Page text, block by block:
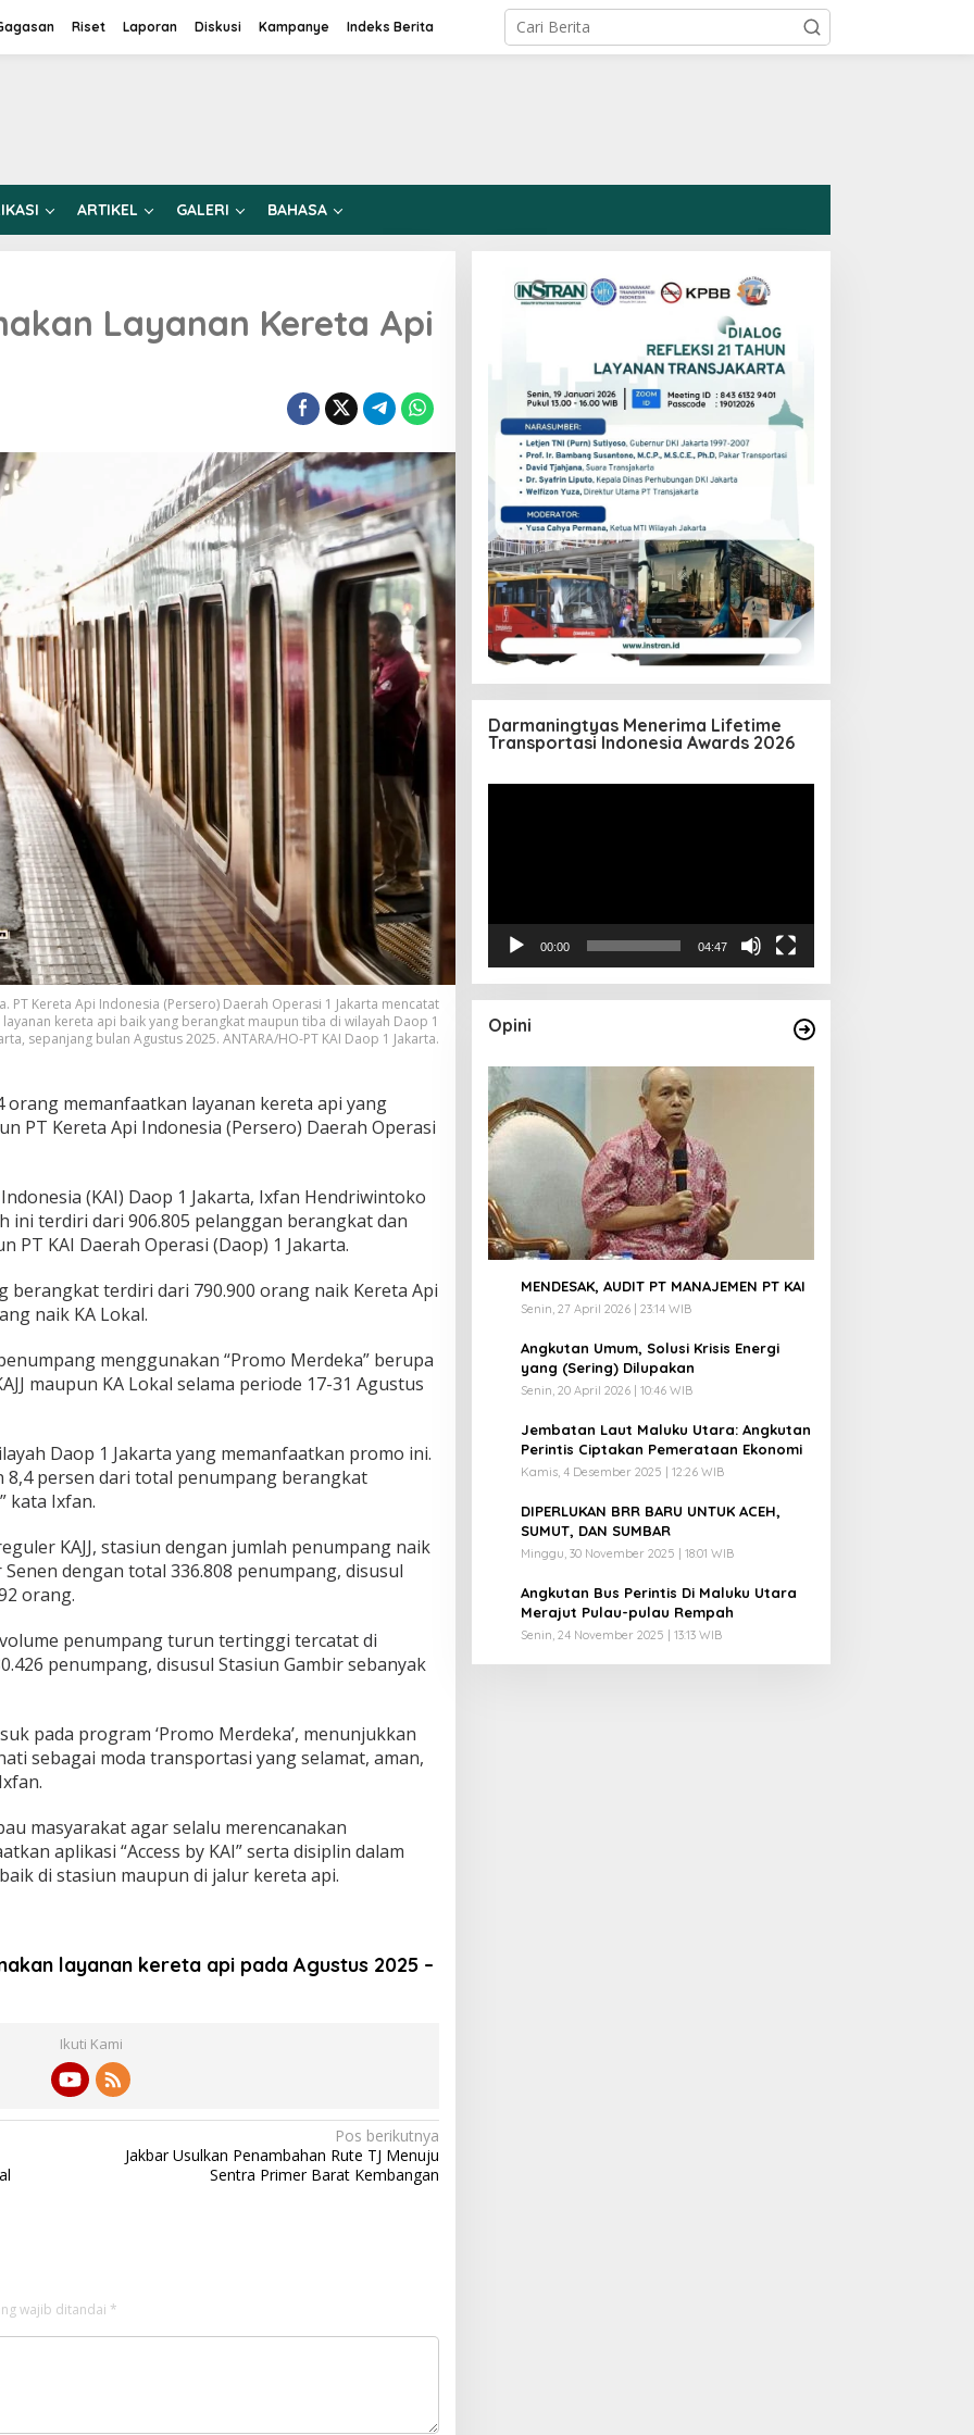
Riset Laporan Diskusi Kampanye Indeks Berita
ARTIKEL GALERI BAHASA
Layanan Kereta Api
PT Kereta Api Indonesia (Persero) Daerah Operasi 1 Jakarta mencatat
kereta api baik yang berangkat maupun tiba di wilayah Daop 1
sepanjang bulan Agustus 2025. ANTARA/HO-PT KAI Daop 1 Jakarta.
orang memanfaatkan layanan kereta api yang
PT Kereta Api Indonesia (Persero) Daerah Operasi
(KAI) Daop 1 Jakarta, Ixfan Hendriwintoko
ini terdiri dari 906.805 pelanggan berangkat dan
PT KAI Daerah Operasi (Daop) 1 Jakarta.
berangkat terdiri dari 790.900 orang naik Kereta Api
naik KA Lokal.
menggunakan “Promo Merdeka” berupa
maupun KA Lokal selama periode 17-31 Agustus
Daop 1 Jakarta yang memanfaatkan promo ini.
8,4 persen dari total penumpang berangkat
kata Ixfan.
KAJJ, stasiun dengan jumlah penumpang naik
dengan total 336.808 penumpang, disusul
orang.
penumpang turun tertinggi tercatat di
penumpang, disusul Stasiun Gambir sebanyak
pada program ‘Promo Merdeka’, menunjukkan
sebagai moda transportasi yang selamat, aman,
masyarakat agar selalu merencanakan
aplikasi “Access by KAI” serta disiplin dalam
di stasiun maupun di jalur kereta api.
layanan kereta api pada Agustus 2025 –
Ikuti Kami
Pos berikutnya
Jakbar Usulkan Penambahan Rute TJ Menuju
Sentra Primer Barat Kembangan
wajib ditandai *
Darmaningtyas Menerima Lifetime
Transportasi Indonesia Awards 2026
00:00 04:47
Opini
MENDESAK, AUDIT PT MANAJEMEN PT KAI
Senin, 27 April 2026 | 23:14 WIB
Angkutan Umum, Solusi Krisis Energi
yang (Sering) Dilupakan
Senin, 20 April 2026 | 10:46 WIB
Jembatan Laut Maluku Utara: Angkutan
Perintis Ciptakan Pemerataan Ekonomi
Kamis, 4 Desember 2025 | 12:26 WIB
DIPERLUKAN BRR BARU UNTUK ACEH,
SUMUT, DAN SUMBAR
Minggu, 30 November 2025 | 18:01 WIB
Angkutan Bus Perintis Di Maluku Utara
Merajut Pulau-pulau Rempah
Senin, 24 November 2025 | 13:13 WIB